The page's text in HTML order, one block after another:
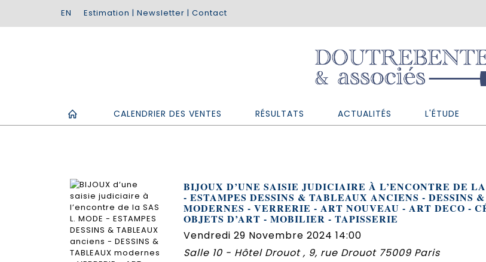
Estimation | Newsletter | Contact
CALENDRIER DES VENTES RÉSULTATS ACTUALITÉS L'ÉTUDE
BIJOUX D’UNE SAISIE JUDICIAIRE À L’ENCONTRE DE
- ESTAMPES DESSINS & TABLEAUX ANCIENS - DESSINS
MODERNES - VERRERIE - ART NOUVEAU - ART DECO -
OBJETS D’ART - MOBILIER - TAPISSERIE
Vendredi 29 Novembre 2024 14:00
Salle 10 - Hôtel Drouot , 9, rue Drouot 75009 Paris